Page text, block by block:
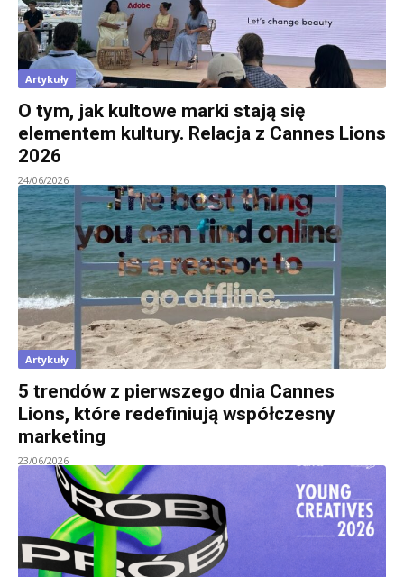
Artykuły
O tym, jak kultowe marki stają się
elementem kultury. Relacja z Cannes Lions
2026
24/06/2026
Artykuły
5 trendów z pierwszego dnia Cannes
Lions, które redefiniują współczesny
marketing
23/06/2026